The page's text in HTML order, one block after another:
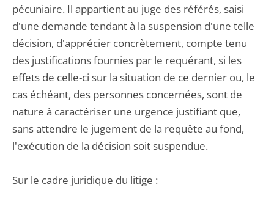
pécuniaire. Il appartient au juge des référés, saisi
d'une demande tendant à la suspension d'une telle
décision, d'apprécier concrètement, compte tenu
des justifications fournies par le requérant, si les
effets de celle-ci sur la situation de ce dernier ou, le
cas échéant, des personnes concernées, sont de
nature à caractériser une urgence justifiant que,
sans attendre le jugement de la requête au fond,
l'exécution de la décision soit suspendue.
Sur le cadre juridique du litige :